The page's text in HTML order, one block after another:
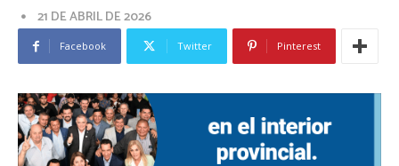
21 DE ABRIL DE 2026
Facebook Twitter Pinterest